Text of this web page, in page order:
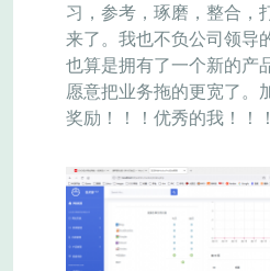
习，参考，琢磨，整合，
来了。我也不负公司领导
也算是拥有了一个新的产
愿意把业务拖的更宽了
奖励！！！优秀的我！！！